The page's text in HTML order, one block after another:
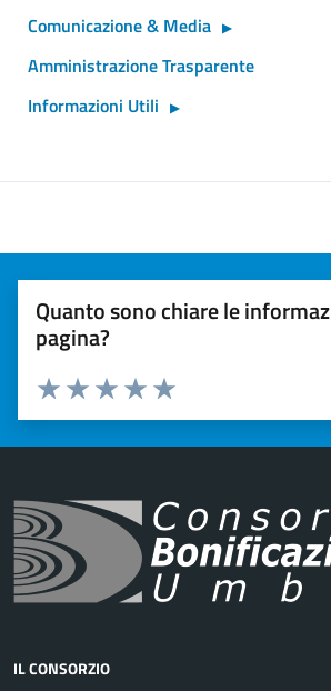
Comunicazione & Media
Amministrazione Trasparente
Informazioni Utili
Quanto sono chiare le
pagina?
Valuta 5 stelle su 5
Valuta 4 stelle su 5
Valuta 3 stelle su 5
Valuta 2 stelle su 5
Valuta 1 stelle su 5
IL CONSORZIO